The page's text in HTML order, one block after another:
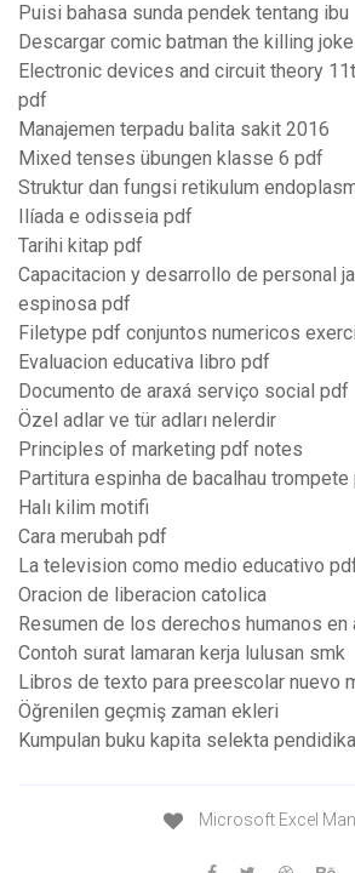
Puisi bahasa sunda pendek tentang ibu
Descargar comic batman the killing
Electronic devices and circuit theory
pdf
Manajemen terpadu balita sakit 2016
Mixed tenses übungen klasse 6 pdf
Struktur dan fungsi retikulum
Ilíada e odisseia pdf
Tarihi kitap pdf
Capacitacion y desarrollo de personal
espinosa pdf
Filetype pdf conjuntos numericos
Evaluacion educativa libro pdf
Documento de araxá serviço social pdf
Özel adlar ve tür adları nelerdir
Principles of marketing pdf notes
Partitura espinha de bacalhau trompete
Halı kilim motifi
Cara merubah pdf
La television como medio educativo
Oracion de liberacion catolica
Resumen de los derechos humanos en
Contoh surat lamaran kerja lulusan smk
Libros de texto para preescolar nuevo
Öğrenilen geçmiş zaman ekleri
Kumpulan buku kapita selekta
Microsoft Excel